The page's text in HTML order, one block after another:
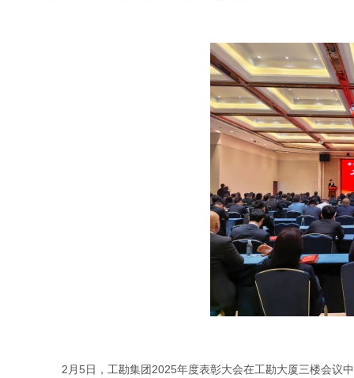
2月5日，工勘集团2025年度表彰大会在工勘大厦三楼会议